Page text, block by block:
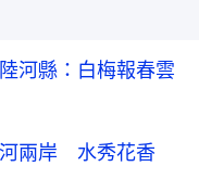
河縣：白梅報春雲
河兩岸 水秀花香